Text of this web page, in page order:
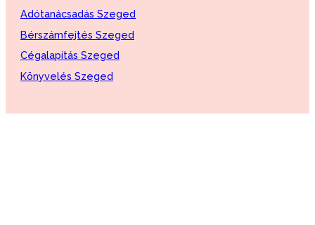
Adótanácsadás Szeged
Bérszámfejtés Szeged
Cégalapítás Szeged
Könyvelés Szeged